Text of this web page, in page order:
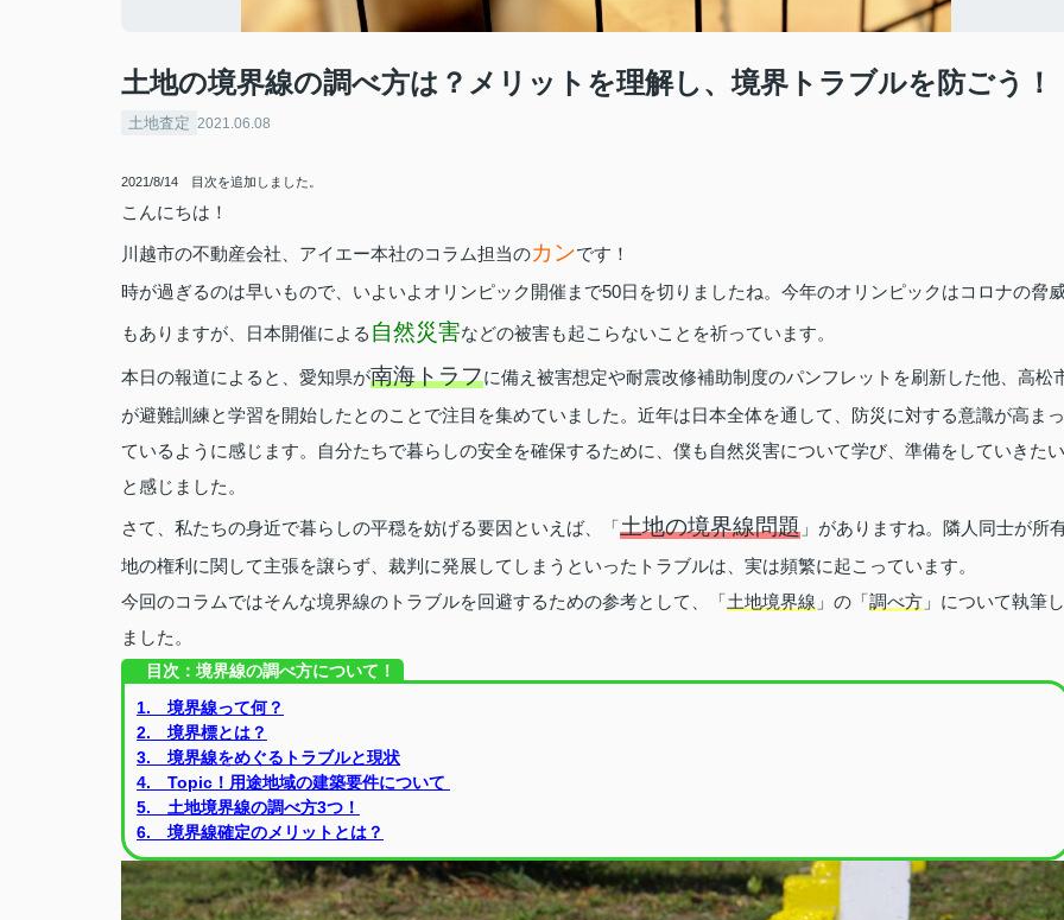
土地の境界線の調べ方は？メリットを理解し、境界トラブルを防ごう！
土地査定 2021.06.08
2021/8/14 目次を追加しました。
こんにちは！
川越市の不動産会社、アイエー本社のコラム担当のカンです！
時が過ぎるのは早いもので、いよいよオリンピック開催まで50日を切りましたね。今年のオリンピックはコロナの脅
もありますが、日本開催による 自然災害などの被害も起こらないことを祈っています。
本日の報道によると、愛知県が南海トラフに備え被害想定や耐震改修補助制度のパンフレットを刷新した他、高松
が避難訓練と学習を開始したとのことで注目を集めていました。近年は日本全体を通して、防災に対する意識が高まっ
ているように感じます。自分たちで暮らしの安全を確保するために、僕も自然災害について学び、準備をしていきたい
と感じました。
さて、私たちの身近で暮らしの平穏を妨げる要因といえば、「土地の境界線問題 」がありますね。隣人同士が所
地の権利に関して主張を譲らず、裁判に発展してしまうといったトラブルは、実は頻繁に起こっています。
今回のコラムではそんな境界線のトラブルを回避するための参考として、「土地境界線 」の「調べ方 」について執筆し
ました。
目次：境界線の調べ方について！
1. 境界線って何？
2. 境界標とは？
3. 境界線をめぐるトラブルと現状
4. Topic！用途地域の建築要件について
5. 土地境界線の調べ方3つ！
6. 境界線確定のメリットとは？